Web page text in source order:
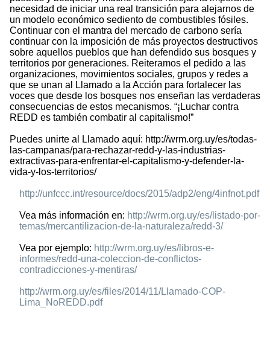
necesidad de iniciar una real transición para alejarnos de
un modelo económico sediento de combustibles fósiles.
Continuar con el mantra del mercado de carbono sería
continuar con la imposición de más proyectos destructivos
sobre aquellos pueblos que han defendido sus bosques y
territorios por generaciones. Reiteramos el pedido a las
organizaciones, movimientos sociales, grupos y redes a
que se unan al Llamado a la Acción para fortalecer las
voces que desde los bosques nos enseñan las verdaderas
consecuencias de estos mecanismos. “¡Luchar contra
REDD es también combatir al capitalismo!”
Puedes unirte al Llamado aquí: http://wrm.org.uy/es/todas-
las-campanas/para-rechazar-redd-y-las-industrias-
extractivas-para-enfrentar-el-capitalismo-y-defender-la-
vida-y-los-territorios/
http://unfccc.int/resource/docs/2015/adp2/eng/4infnot.pdf
Vea más información en: http://wrm.org.uy/es/listado-por-
temas/mercantilizacion-de-la-naturaleza/redd-3/
Vea por ejemplo: http://wrm.org.uy/es/libros-e-
informes/redd-una-coleccion-de-conflictos-
contradicciones-y-mentiras/
http://wrm.org.uy/es/files/2014/11/Llamado-COP-
Lima_NoREDD.pdf